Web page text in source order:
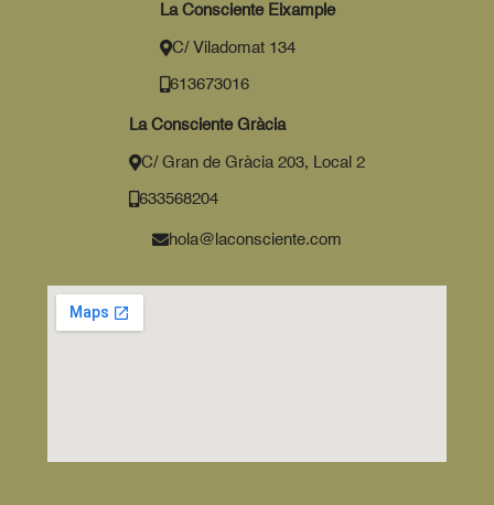
La Consciente Eixample
C/ Viladomat 134
613673016
La Consciente Gràcia
C/ Gran de Gràcia 203, Local 2
633568204
hola@laconsciente.com